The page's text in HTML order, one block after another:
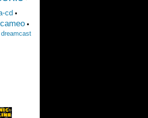
cd •
cameo•
dreamcast